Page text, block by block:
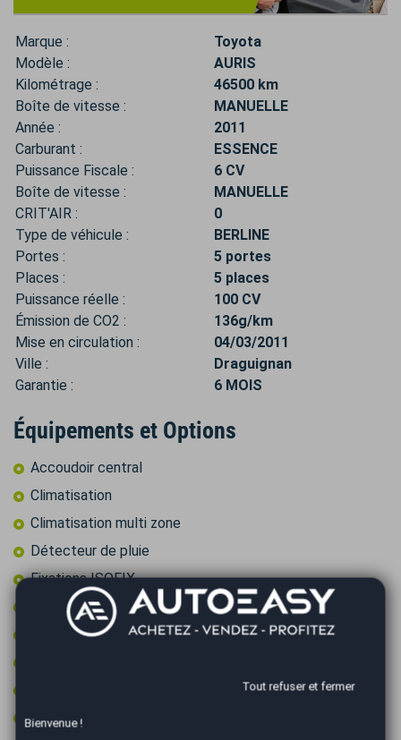
Marque :
Toyota
Modèle :
AURIS
Kilométrage :
46500 km
Boîte de vitesse :
MANUELLE
Année :
2011
Carburant :
ESSENCE
Puissance Fiscale :
6 CV
Boîte de vitesse :
MANUELLE
CRIT'AIR :
0
Type de véhicule :
BERLINE
Portes :
5 portes
Places :
5 places
Puissance réelle :
100 CV
Émission de CO2 :
136g/km
Mise en circulation :
04/03/2011
Ville :
Draguignan
Garantie :
6 MOIS
Équipements et Options
Accoudoir central
Climatisation
Climatisation multi zone
Détecteur de pluie
Fixations ISOFIX
Jantes 16 pouces
Ordinateur de bord
Rétroviseurs électriques
Tout refuser et fermer
Bienvenue !